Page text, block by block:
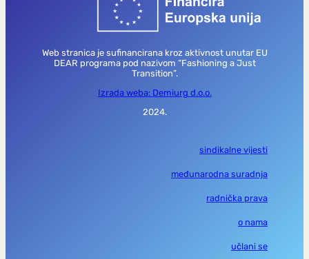
Web stranica je sufinancirana kroz aktivnost unutar EU
DEAR programa pod nazivom “Fashioning a Just
Transition”.
Izrada weba: Demiurg d.o.o.
2024.
sindikalne vijesti
međunarodna suradnja
radnička prava
o nama
učlani se